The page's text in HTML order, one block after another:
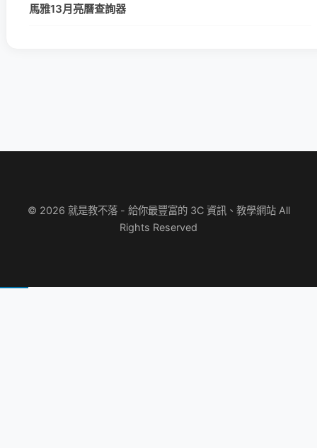
馬雅13月亮曆查詢器
© 2026 就是教不落 - 給你最豐富的 3C 資訊、教學網站 All
Rights Reserved